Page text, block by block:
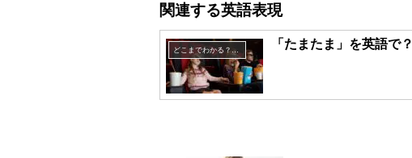
関連する英語表現
どこまでわかる？英語表現クイズ 「たまたま」を英語で？